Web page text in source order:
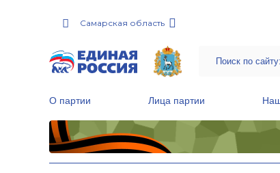
Самарская область
О партии Лица партии